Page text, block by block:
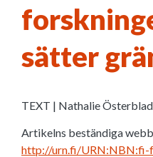
sätter
TEXT | Nathalie
Artikelns beständiga
http://urn.fi/URN:NBN:fi-